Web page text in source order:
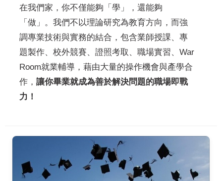
在我們家，你不僅能夠「學」，還能夠
「做」。我們不以理論研究為教育方向，而強
調專業技術與實務的結合，包含業師授課、專
題製作、校外競賽、證照考取、職場實習、War
Room就業輔導，藉由大量的操作機會與產學合
作， 讓你畢業就成為善於解決問題的職場即戰
力！